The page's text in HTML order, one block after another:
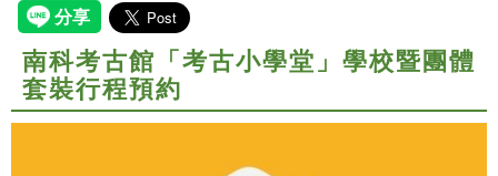
南科考古館「考古小學堂」學校暨團體
套裝行程預約